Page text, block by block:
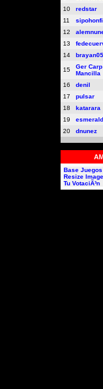
10
redstar
11
12
13
14
15
Ger Carp
Mancilla
16 denil
17
pulsar
18
katarara
19
20
dnunez
Base
Resize
Tu VotaciÃ³n